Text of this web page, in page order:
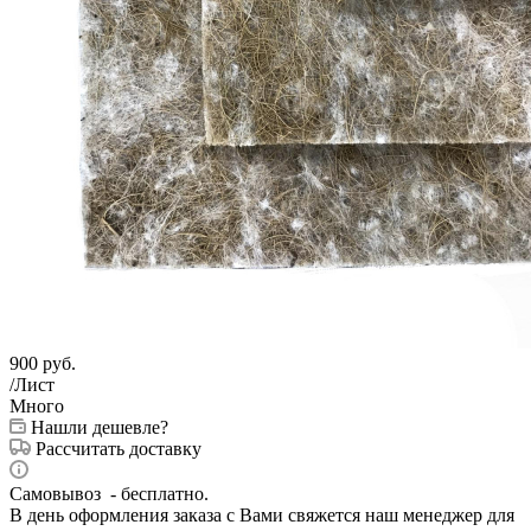
900 руб.
/Лист
Много
Нашли дешевле?
Рассчитать доставку
Самовывоз - бесплатно.
В день оформления заказа с Вами свяжется наш менеджер для